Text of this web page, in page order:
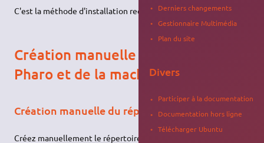
C'est la méthode d'installation recommandée.
Création manuelle du répertoire
Pharo et de la machine virtuelle
Création manuelle du répertoire Pharo
Créez manuellement le répertoire Pharo dans votre
Derniers changements
Gestionnaire Multimédia
Plan du site
Divers
Participer à la documentation
Documentation hors ligne
Télécharger Ubuntu